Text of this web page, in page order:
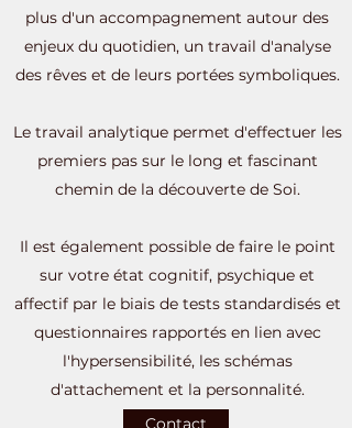
plus d'un accompagnement autour des
enjeux du quotidien, un travail d'analyse
des rêves et de leurs portées symboliques.
Le travail analytique permet d'effectuer les
premiers pas sur le long et fascinant
chemin de la découverte de Soi.
Il est également possible de faire le point
sur votre état cognitif, psychique et
affectif par le biais de tests standardisés et
questionnaires rapportés en lien avec
l'hypersensibilité, les schémas
d'attachement et la personnalité.
Contact